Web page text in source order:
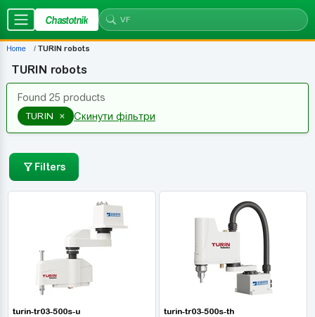
Chastotnik
Home TURIN robots
TURIN robots
Found 25 products
TURIN
× Скинути фільтри
Filters
turin-tr03-500s-u turin-tr03-500s-th